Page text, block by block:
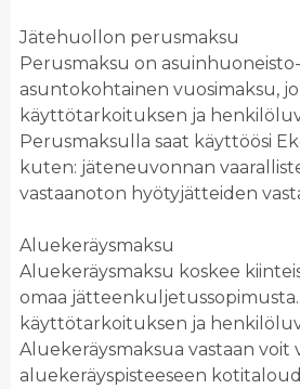
Jätehuollon perusmaksu
Perusmaksu on
asuntokohtainen vuosimaksu,
käyttötarkoituksen ja
Perusmaksulla saat käyttöösi
kuten: jäteneuvonnan
vastaanoton hyötyjätteiden
Aluekeräysmaksu
Aluekeräysmaksu koskee
omaa jätteenkuljetussopimusta.
käyttötarkoituksen ja
Aluekeräysmaksua vastaan voit
aluekeräyspisteeseen